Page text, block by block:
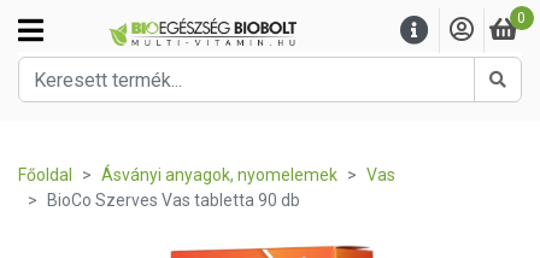
0
Főoldal Ásványi anyagok, nyomelemek
Vas
BioCo Szerves Vas tabletta 90 db